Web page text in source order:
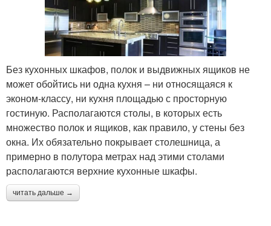
Без кухонных шкафов, полок и выдвижных ящиков не
может обойтись ни одна кухня – ни относящаяся к
эконом-классу, ни кухня площадью с просторную
гостиную. Располагаются столы, в которых есть
множество полок и ящиков, как правило, у стены без
окна. Их обязательно покрывает столешница, а
примерно в полутора метрах над этими столами
располагаются верхние кухонные шкафы.
читать дальше →